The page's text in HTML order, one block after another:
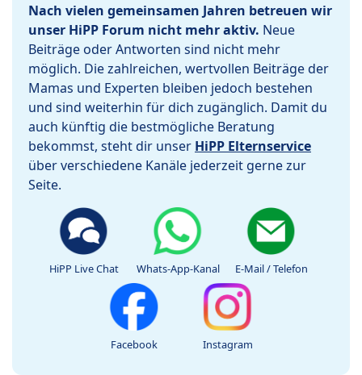
Nach vielen gemeinsamen Jahren betreuen wir
unser HiPP Forum nicht mehr aktiv. Neue
Beiträge oder Antworten sind nicht mehr
möglich. Die zahlreichen, wertvollen Beiträge der
Mamas und Experten bleiben jedoch bestehen
und sind weiterhin für dich zugänglich. Damit du
auch künftig die bestmögliche Beratung
bekommst, steht dir unser HiPP Elternservice
über verschiedene Kanäle jederzeit gerne zur
Seite.
HiPP Live Chat Whats-App-Kanal E-Mail / Telefon
Facebook Instagram